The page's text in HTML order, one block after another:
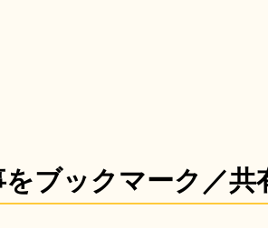
をブックマーク／共